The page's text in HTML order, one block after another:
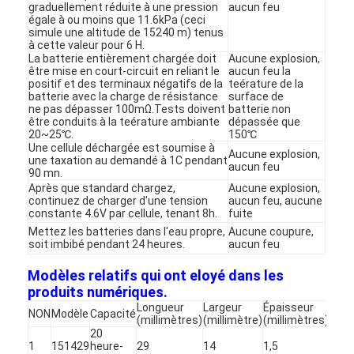
Visite d'usine
Contrôle de qualité
Contactez-nous
Nouvelles
Discuter Maintenant
batterie du lithium lifepo4
Batterie lithium-polymère
batteries de stockage de l'énergie
graduellement réduite à une pression
égale à ou moins que 11.6kPa (ceci
simule une altitude de 15240 m) tenus
à cette valeur pour 6 H.
aucun feu
La batterie entièrement chargée doit
être mise en court-circuit en reliant le
positif et des terminaux négatifs de la
batterie avec la charge de résistance
ne pas dépasser 100mΩ.Tests doivent
être conduits à la teérature ambiante
20~25℃.
Aucune explosion,
aucun feu la
teérature de la
surface de
batterie non
dépassée que
150℃
Une cellule déchargée est soumise à
une taxation au demandé à 1C pendant
90 mn.
Aucune explosion,
aucun feu
Après que standard chargez,
continuez de charger d'une tension
constante 4.6V par cellule, tenant 8h.
Aucune explosion,
aucun feu, aucune
fuite
Mettez les batteries dans l'eau propre,
soit imbibé pendant 24 heures.
Aucune coupure,
aucun feu
Modèles relatifs qui ont eloyé dans les
produits numériques.
NON Modèle Capacité Longueur
(millimètres)
Largeur
(millimètre)
Épaisseur
(millimètres)
1 151429
20
heure-
29 14 1,5